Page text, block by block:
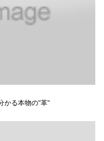
かる本物の"革"